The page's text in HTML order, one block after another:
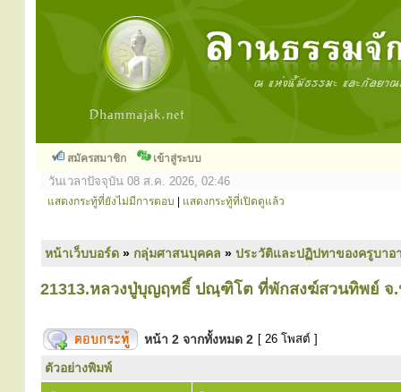
สมัครสมาชิก เข้าสู่ระบบ
วันเวลาปัจจุบัน 08 ส.ค. 2026, 02:46
แสดงกระทู้ที่ยังไม่มีการตอบ แสดงกระทู้ที่เปิดดูแล้ว
หน้าเว็บบอร์ด » กลุ่มศาสนบุคคล » ประวัติและปฏิปทาของครูบาอ
21313.หลวงปู่บุญฤทธิ์ ปณฺฑิโต ที่พักสงฆ์สวนทิพย์ จ
หน้า 2 จากทั้งหมด 2 [ 26 โพสต์ ]
ตัวอย่างพิมพ์